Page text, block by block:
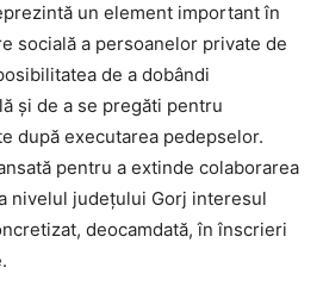
un element important în
socială a persoanelor private de
de a dobândi
și de a se pregăti pentru
după executarea pedepselor.
pentru a extinde colaborarea
nivelul județului Gorj interesul
deocamdată, în înscrieri